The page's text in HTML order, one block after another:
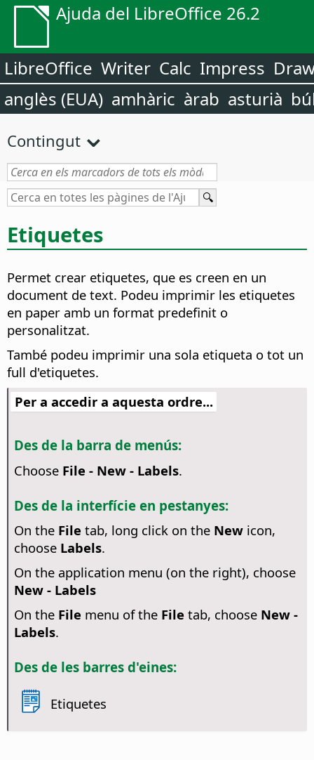
Ajuda del LibreOffice 26.2
LibreOffice Writer Calc Impress
anglès (EUA) amhàric àrab asturià
Contingut
Etiquetes
Permet crear etiquetes, que es creen en un
document de text. Podeu imprimir les etiquetes
en paper amb un format predefinit o
personalitzat.
També podeu imprimir una sola etiqueta o tot un
full d'etiquetes.
Per a accedir a aquesta ordre...
Des de la barra de menús:
Choose File - New - Labels.
Des de la interfície en pestanyes:
On the File tab, long click on the Newicon,
choose Labels.
On the application menu (on the right), choose
New - Labels
On the File menu of the File tab, choose New -
Labels.
Des de les barres d'eines:
Etiquetes